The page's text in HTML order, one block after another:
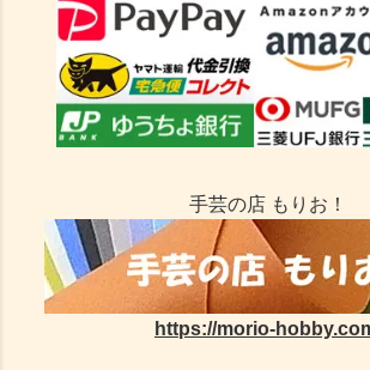
手芸の店 もりお！
https://morio-